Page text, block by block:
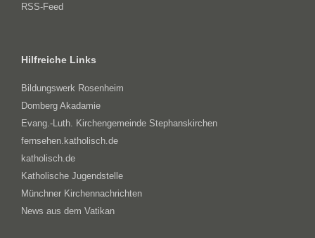
RSS-Feed
Hilfreiche Links
Bildungswerk Rosenheim
Domberg Akadamie
Evang.-Luth. Kirchengemeinde Stephanskirchen
fernsehen.katholisch.de
katholisch.de
Katholische Jugendstelle
Münchner Kirchennachrichten
News aus dem Vatikan